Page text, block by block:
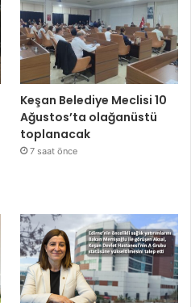
Keşan Belediye Meclisi 10
Ağustos’ta olağanüstü
toplanacak
7 saat önce